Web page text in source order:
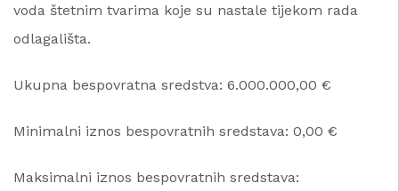
voda štetnim tvarima koje su nastale tijekom rada
odlagališta.
Ukupna bespovratna sredstva: 6.000.000,00 €
Minimalni iznos bespovratnih sredstava: 0,00 €
Maksimalni iznos bespovratnih sredstava: